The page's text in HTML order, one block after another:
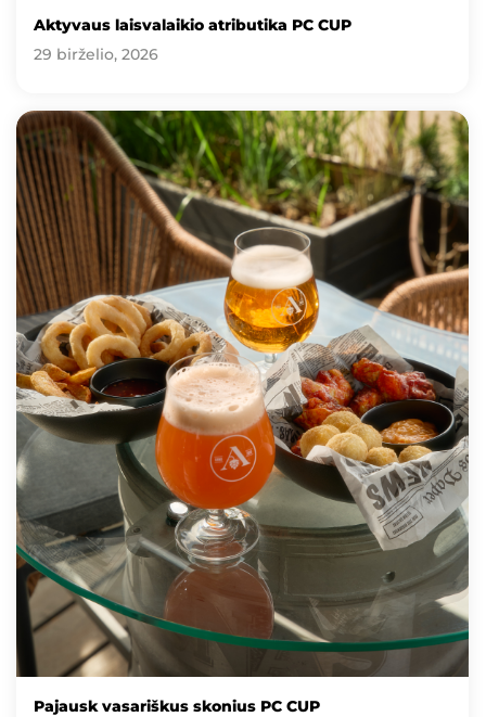
Aktyvaus laisvalaikio atributika PC CUP
29 birželio, 2026
Pajausk vasariškus skonius PC CUP